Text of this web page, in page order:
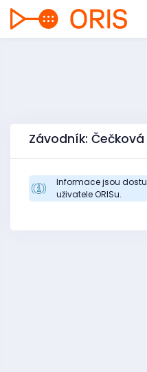
Závodník:
Informace jsou
uživatele ORISu.